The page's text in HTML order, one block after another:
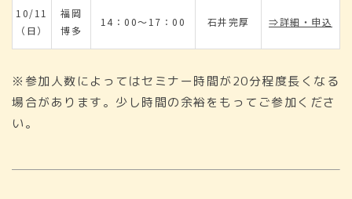
10/11
（日）
福岡
博多
14：00～17：00 石井完厚 ⇒詳細・申込
※参加人数によってはセミナー時間が20分程度長くなる
場合があります。少し時間の余裕をもってご参加くださ
い。